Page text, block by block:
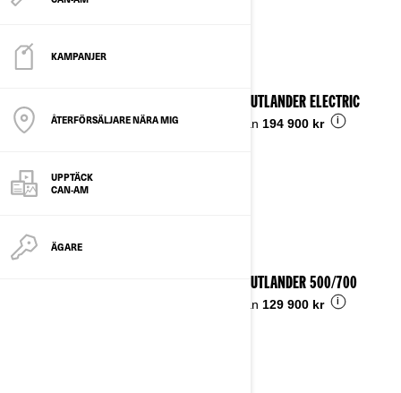
KAMPANJER
ÅTERFÖRSÄLJARE NÄRA MIG
UPPTÄCK
CAN-AM
ÄGARE
Se detaljer
2026 OUTLANDER ELECTRIC
Pris från 194 900 kr i
2026 OUTLANDER 500/700
Pris från 129 900 kr i